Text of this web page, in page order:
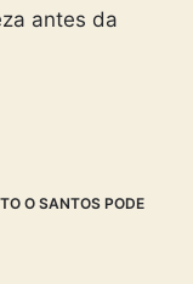
antes da
O SANTOS PODE